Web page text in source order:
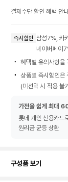
결제수단 할인 혜택 안내
즉시할인 삼성7%, 카
네이버페이
혜택별 유의사항을
상품별 즉시할인은
(미선택 시 적용 불
가전을 쉽게 최대
롯데 개인 신용카
원리금 균등 상환
구성품 보기